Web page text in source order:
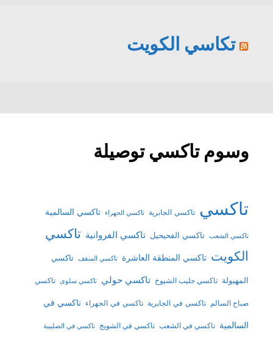
تكاسي الكويت
وسوم تاكسي توصيلة
تاكسي تاكسي الجابرية تاكسي الجهراء تاكسي السالمية
تاكسي الشعب تاكسي الفحيحيل تاكسي الفروانية تاكسي
الكويت تاكسي المنطقة العاشرة تاكسي المنقف تاكسي
المهبولة تاكسي جليب الشيوخ تاكسي حولي تاكسي سلوى تاكسي
صباح السالم تاكسي في الجابرية تاكسي في الجهراء تاكسي في
السالمية تاكسي في الشعب تاكسي في الشويخ تاكسي في الصليبية